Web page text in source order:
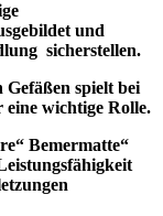
und
sicherstellen.
spielt bei
eine wichtige Rolle.
Bemermatte“